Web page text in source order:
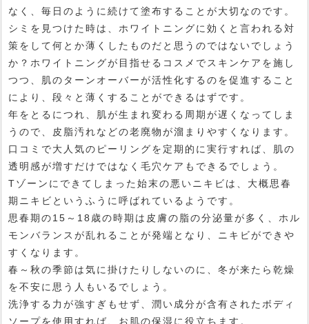
なく、毎日のように続けて塗布することが大切なのです。
シミを見つけた時は、ホワイトニングに効くと言われる対
策をして何とか薄くしたものだと思うのではないでしょう
か？ホワイトニングが目指せるコスメでスキンケアを施し
つつ、肌のターンオーバーが活性化するのを促進すること
により、段々と薄くすることができるはずです。
年をとるにつれ、肌が生まれ変わる周期が遅くなってしま
うので、皮脂汚れなどの老廃物が溜まりやすくなります。
口コミで大人気のピーリングを定期的に実行すれば、肌の
透明感が増すだけではなく毛穴ケアもできるでしょう。
Tゾーンにできてしまった始末の悪いニキビは、大概思春
期ニキビというふうに呼ばれているようです。
思春期の15～18歳の時期は皮膚の脂の分泌量が多く、ホル
モンバランスが乱れることが発端となり、ニキビができや
すくなります。
春～秋の季節は気に掛けたりしないのに、冬が来たら乾燥
を不安に思う人もいるでしょう。
洗浄する力が強すぎもせず、潤い成分が含有されたボディ
ソープを使用すれば、お肌の保湿に役立ちます。